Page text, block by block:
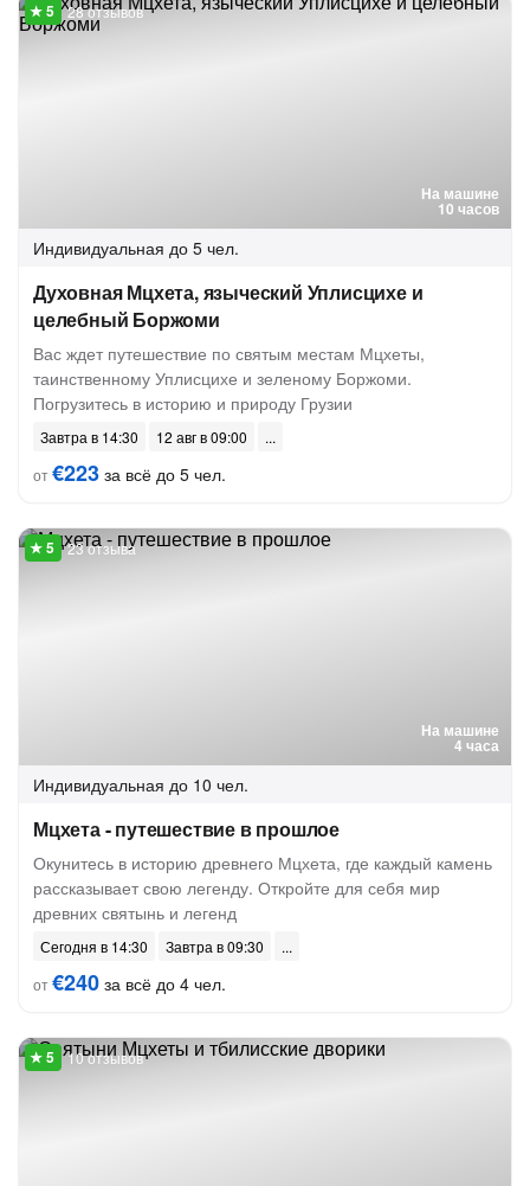
На машине
10 часов
28 отзывов
Индивидуальная до 5 чел.
Духовная Мцхета, языческий Уплисцихе и
целебный Боржоми
Вас ждет путешествие по святым местам Мцхеты,
таинственному Уплисцихе и зеленому Боржоми.
Погрузитесь в историю и природу Грузии
Завтра в 14:30
12 авг в 09:00
от€223 за всё до 5 чел.
На машине
4 часа
23 отзыва
Индивидуальная до 10 чел.
Мцхета - путешествие в прошлое
Окунитесь в историю древнего Мцхета, где каждый камень
рассказывает свою легенду. Откройте для себя мир
древних святынь и легенд
Сегодня в 14:30
Завтра в 09:30
от€240 за всё до 4 чел.
10 отзывов